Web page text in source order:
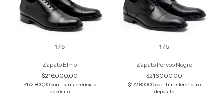
1 /5
Zapato Elmo
$216.000,00
$172.800,00con Transferencia o
depósito
1 /5
Zapato Porvoo Negro
$216.000,00
$172.800,00con Transferencia o
depósito